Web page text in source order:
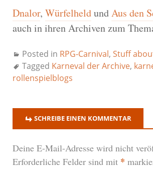
Dnalor, WürfelheldundAus den
auch in ihren Archiven zum
Posted in RPG-Carnival, Stuff
Tagged Karneval der Archive,
rollenspielblogs
SCHREIBE EINEN KOMMENTAR
Deine E-Mail-Adresse wird nicht
Erforderliche Felder sind mit *